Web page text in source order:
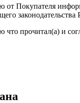
от Покупателя
законодательства
что прочитал(а) и